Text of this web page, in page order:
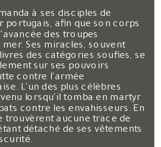
à ses disciples de
portugais, afin que son corps
des troupes
Ses miracles, souvent
des catégories soufies, se
sur ses pouvoirs
contre l'armée
L'un des plus célèbres
lorsqu'il tomba en martyr
contre les envahisseurs. En
trouvèrent aucune trace de
détaché de ses vêtements